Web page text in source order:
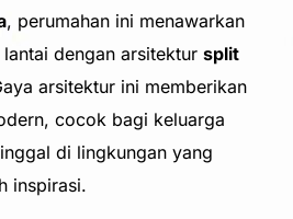
, perumahan ini menawarkan
dengan arsitektur split
arsitektur ini memberikan
cocok bagi keluarga
di lingkungan yang
inspirasi.